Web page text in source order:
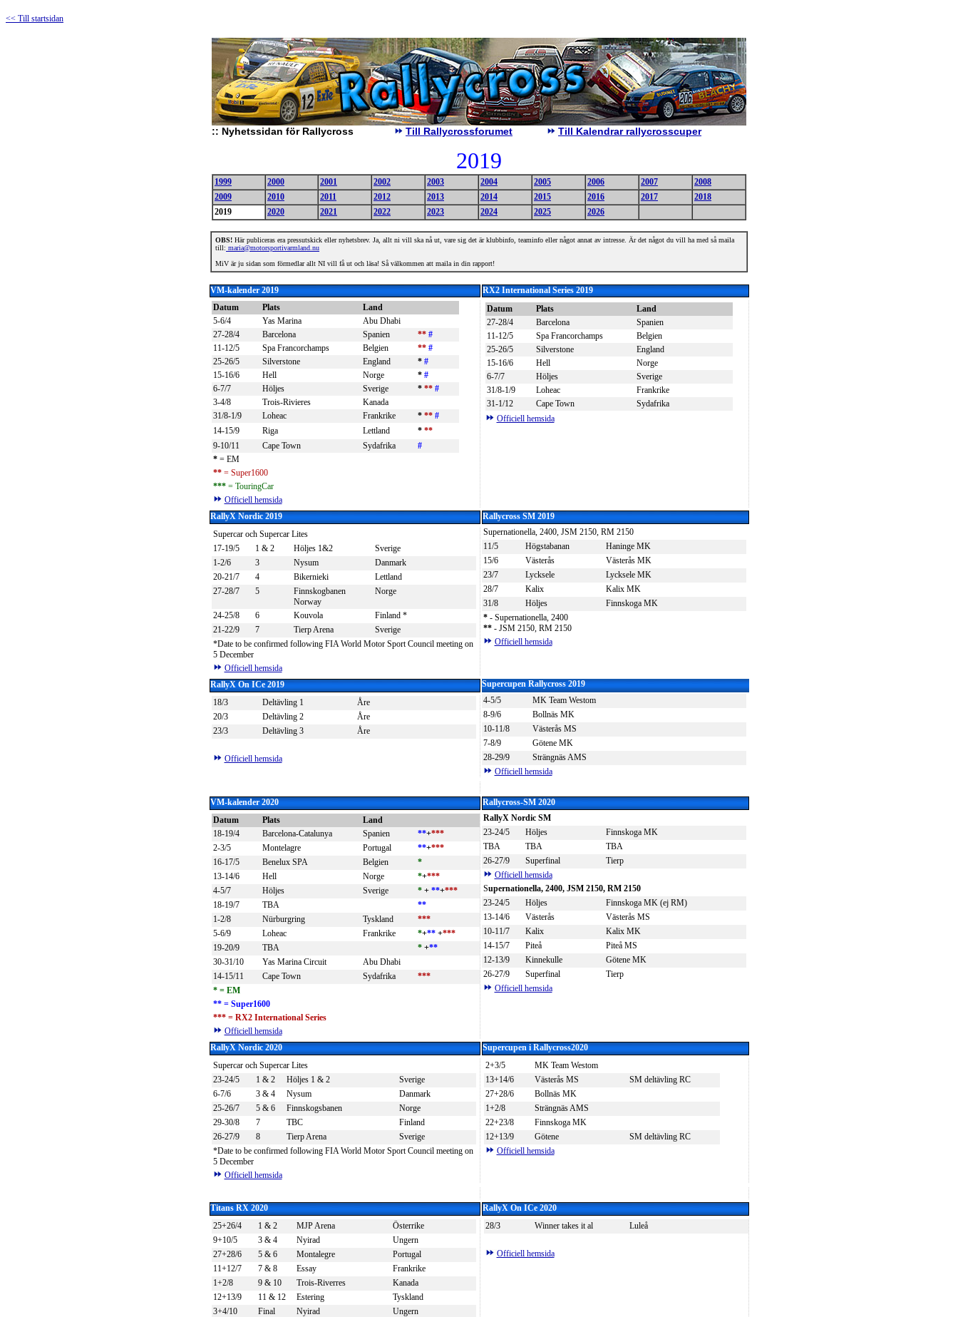
<< Till startsidan
:: Nyhetssidan för Rallycross Till Rallycrossforumet Till Kalendrar rallycrosscuper
2019
1999 2000 2001 2002 2003 2004 2005 2006 2007
2008
2009
2010 2011 2012 2013 2014 2015 2016 2017
2018
2019
2020 2021 2022 2023 2024 2025 2026
OBS! Här publiceras era pressutskick eller nyhetsbrev. Ja, allt ni vill ska nå ut, vare sig det är klubbinfo, teaminfo eller något annat av intresse. Är det något du vill ha med så maila
till: maria@motorsportivarmland.nu
MiV är ju sidan som förmedlar allt NI vill få ut och läsa! Så välkommen att maila in din rapport!
VM-kalender 2019
RX2 International Series 2019
Datum
Plats
Land
5-6/4
Yas Marina
Abu Dhabi
27-28/4
Barcelona Spanien ** #
11-12/5
Spa Francorchamps Belgien ** #
25-26/5
Silverstone England * #
15-16/6
Hell Norge * #
6-7/7
Höljes Sverige * ** #
3-4/8
Trois-Rivieres
Kanada
31/8-1/9
Loheac Frankrike *** #
14-15/9
Riga Lettland * **
9-10/11
Cape Town Sydafrika
#
*= EM
**= Super1600
***= TouringCar
Officiell hemsida
Datum Plats
Land
27-28/4
Barcelona
Spanien
11-12/5
Spa Francorchamps
Belgien
25-26/5
Silverstone
England
15-16/6
Hell
Norge
6-7/7
Höljes
Sverige
31/8-1/9
Loheac
Frankrike
31-1/12
Cape Town
Sydafrika
Officiell hemsida
RallyX Nordic 2019
Rallycross SM 2019
Supercar och Supercar Lites
17-19/5
1 & 2 Höljes 1&2
Sverige
1-2/6
3 Nysum
Danmark
20-21/7
4 Bikernieki
Lettland
27-28/7
5
Finnskogbanen
Norway
Norge
24-25/8 6 Kouvola
Finland *
21-22/9
7 Tierp Arena
Sverige
*Date to be confirmed following FIA World Motor Sport Council meeting on
5 December
Officiell hemsida
Supernationella, 2400, JSM 2150, RM 2150
11/5
Högstabanan
Haninge MK
15/6
Västerås
Västerås MK
23/7
Lycksele
Lycksele MK
28/7
Kalix
Kalix MK
31/8
Höljes
Finnskoga MK
*- Supernationella, 2400
**- JSM 2150, RM 2150
Officiell hemsida
RallyX On ICe 2019
Supercupen Rallycross 2019
18/3
Deltävling 1
Åre
20/3
Deltävling 2
Åre
23/3
Deltävling 3 Åre
Officiell hemsida
4-5/5
MK Team Westom
8-9/6
Bollnäs MK
10-11/8
Västerås MS
7-8/9
Götene MK
28-29/9
Strängnäs AMS
Officiell hemsida
VM-kalender 2020
Rallycross-SM 2020
Datum
Plats
Land
18-19/4
Barcelona-Catalunya Spanien **+***
2-3/5
Montelagre Portugal **+***
16-17/5
Benelux SPA Belgien
*
13-14/6
Hell Norge *+***
4-5/7
Höljes Sverige * + **+***
18-19/7
TBA
**
1-2/8
Nürburgring Tyskland
***
5-6/9
Loheac Frankrike *+** +***
19-20/9
TBA * +**
30-31/10
Yas Marina Circuit
Abu Dhabi
14-15/11
Cape Town Sydafrika
***
* = EM
** = Super1600
*** = RX2 International Series
Officiell hemsida
RallyX Nordic SM
23-24/5
Höljes
Finnskoga MK
TBA
TBA
TBA
26-27/9
Superfinal
Tierp
Officiell hemsida
Supernationella, 2400, JSM 2150, RM 2150
23-24/5
Höljes
Finnskoga MK (ej RM)
13-14/6
Västerås
Västerås MS
10-11/7
Kalix
Kalix MK
14-15/7
Piteå
Piteå MS
12-13/9
Kinnekulle
Götene MK
26-27/9
Superfinal
Tierp
Officiell hemsida
RallyX Nordic 2020
Supercupen i Rallycross2020
Supercar och Supercar Lites
23-24/5
1 & 2 Höljes 1 & 2
Sverige
6-7/6
3 & 4 Nysum
Danmark
25-26/7
5 & 6 Finnskogsbanen
Norge
29-30/8
7 TBC
Finland
26-27/9
8 Tierp Arena
Sverige
*Date to be confirmed following FIA World Motor Sport Council meeting on
5 December
Officiell hemsida
2+3/5
MK Team Westom
13+14/6
Västerås MS
SM deltävling RC
27+28/6
Bollnäs MK
1+2/8
Strängnäs AMS
22+23/8
Finnskoga MK
12+13/9
Götene
SM deltävling RC
Officiell hemsida
Titans RX 2020
RallyX On ICe 2020
25+26/4
1 & 2 MJP Arena
Österrike
9+10/5
3 & 4 Nyirad
Ungern
27+28/6
5 & 6 Montalegre
Portugal
11+12/7
7 & 8 Essay
Frankrike
1+2/8
9 & 10 Trois-Riverres
Kanada
12+13/9
11 & 12 Estering
Tyskland
3+4/10
Final Nyirad
Ungern
28/3 Winner takes it al Luleå
Officiell hemsida